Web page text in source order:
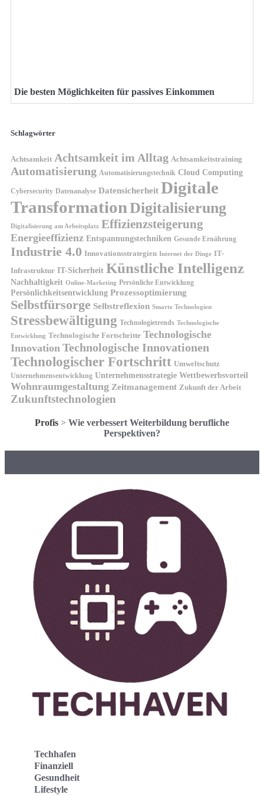
Die besten Möglichkeiten für passives Einkommen
Schlagwörter
Achtsamkeit Achtsamkeit im Alltag Achtsamkeitstraining
Automatisierung Automatisierungstechnik Cloud Computing
Cybersecurity Datenanalyse Datensicherheit Digitale
TransformationDigitalisierung
Digitalisierung am Arbeitsplatz Effizienzsteigerung
Energieeffizienz Entspannungstechniken Gesunde Ernährung
Industrie 4.0 Innovationsstrategien Internet der Dinge IT-
Infrastruktur IT-Sicherheit Künstliche Intelligenz
Nachhaltigkeit Online-Marketing Persönliche Entwicklung
Persönlichkeitsentwicklung Prozessoptimierung
Selbstfürsorge Selbstreflexion Smarte Technologien
Stressbewältigung Technologietrends Technologische
Entwicklung Technologische Fortschritte Technologische
Innovation Technologische Innovationen
Technologischer Fortschritt Umweltschutz
Unternehmensentwicklung Unternehmensstrategie Wettbewerbsvorteil
Wohnraumgestaltung Zeitmanagement Zukunft der Arbeit
Zukunftstechnologien
Profis > Wie verbessert Weiterbildung berufliche
Perspektiven?
Techhafen
Finanziell
Gesundheit
Lifestyle